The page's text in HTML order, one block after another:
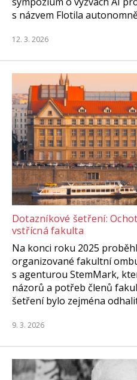
s názvem Flotila
12. 3. 2026
Dotazníkové šetření:
vstřícná fakulta
Na konci roku 2025
organizované fakultní
s agenturou StemMark,
názorů a potřeb členů
šetření bylo zejména
9. 3. 2026